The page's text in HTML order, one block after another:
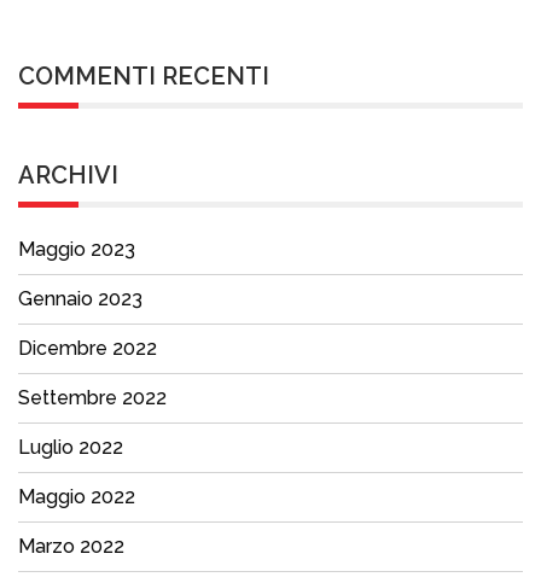
COMMENTI RECENTI
ARCHIVI
Maggio 2023
Gennaio 2023
Dicembre 2022
Settembre 2022
Luglio 2022
Maggio 2022
Marzo 2022